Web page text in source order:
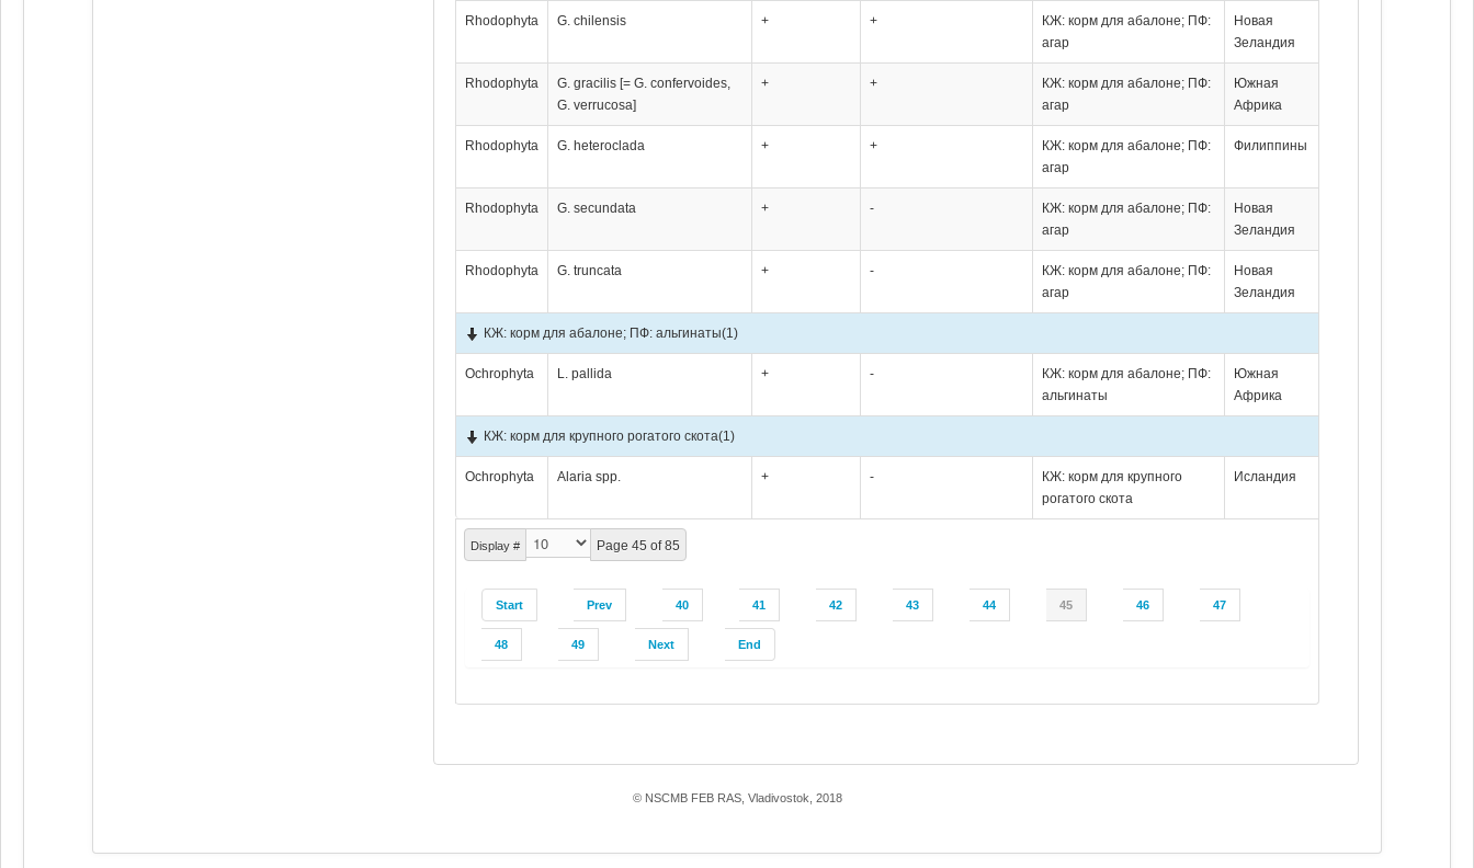
Display # Page 45 of 85
Start Prev 40 41 42 43 44 45 46 47
48 49 Next End
Rhodophyta G. chilensis + +
КЖ: корм для абалоне; ПФ:
агар
Новая
Зеландия
Rhodophyta
G. gracilis [= G. confervoides,
G. verrucosa]
+ +
КЖ: корм для абалоне; ПФ:
агар
Южная
Африка
Rhodophyta G. heteroclada + +
КЖ: корм для абалоне; ПФ:
агар
Филиппины
Rhodophyta G. secundata + -
КЖ: корм для абалоне; ПФ:
агар
Новая
Зеландия
Rhodophyta G. truncata + -
КЖ: корм для абалоне; ПФ:
агар
Новая
Зеландия
КЖ: корм для абалоне; ПФ: альгинаты(1)
Ochrophyta L. pallida + -
КЖ: корм для абалоне; ПФ:
альгинаты
Южная
Африка
КЖ: корм для крупного рогатого скота(1)
Ochrophyta Alaria spp. + -
КЖ: корм для крупного
рогатого скота
Исландия
© NSCMB FEB RAS, Vladivostok, 2018